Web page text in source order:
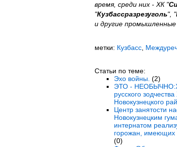
время, среди них - ХК "
"Кузбассразрезуголь", "
и другие
метки: Кузбасс,
Статьи по теме:
Эхо войны. (2)
ЭТО -
русского
Новокузнецкого
Центр занятости
Новокузнецким
интернатом
горожан, имеющих
(0)